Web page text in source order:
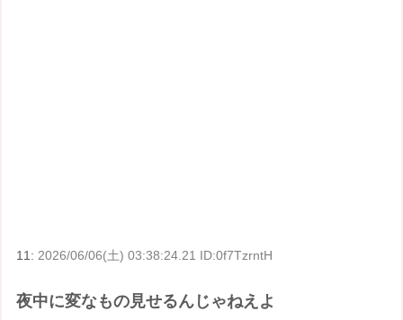
11: 2026/06/06(土) 03:38:24.21 ID:0f7TzrntH
夜中に変なもの見せるんじゃねえよ